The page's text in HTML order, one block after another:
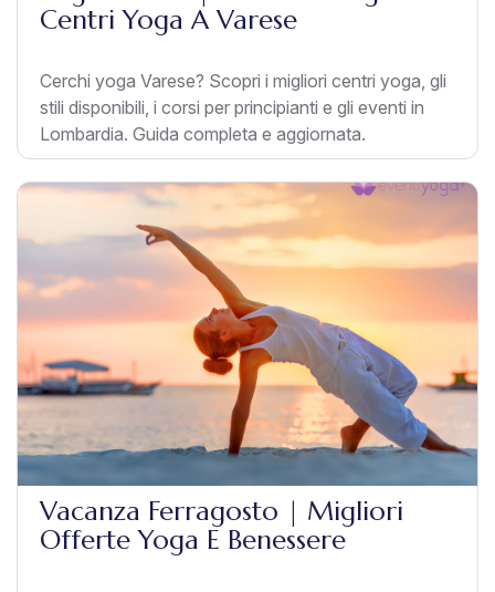
Centri Yoga A Varese
Cerchi yoga Varese? Scopri i migliori centri yoga, gli
stili disponibili, i corsi per principianti e gli eventi in
Lombardia. Guida completa e aggiornata.
Vacanza Ferragosto | Migliori
Offerte Yoga E Benessere